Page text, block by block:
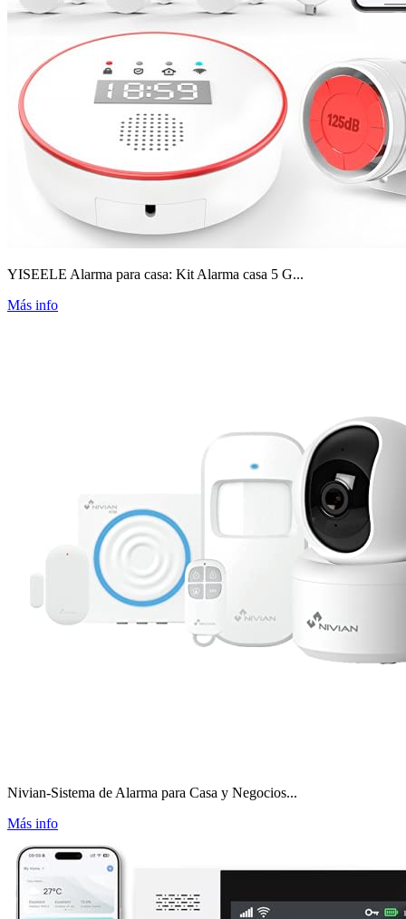
YISEELE Alarma para casa: Kit Alarma casa 5 G...
Más info
Nivian-Sistema de Alarma para Casa y Negocios...
Más info